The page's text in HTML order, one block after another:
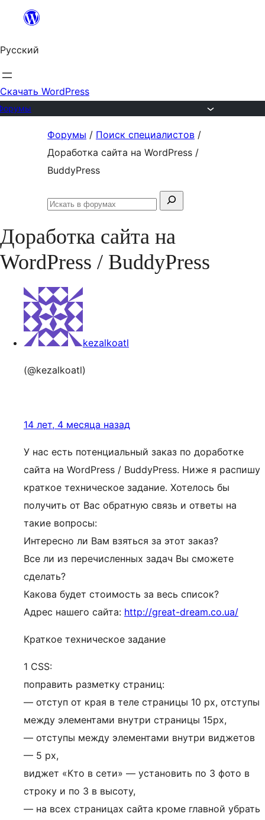
Перейти
содержимому
Русский
Скачать WordPress
содержимому
Форумы / Поиск специалистов /
Доработка сайта на WordPress /
BuddyPress
Поиск:
Искать
Доработка сайта на
WordPress / BuddyPress
kezalkoatl
(@kezalkoatl)
14 лет, 4 месяца назад
У нас есть потенциальный заказ по доработке
сайта на WordPress / BuddyPress. Ниже я распишу
краткое техническое задание. Хотелось бы
получить от Вас обратную связь и ответы на
такие вопросы:
Интересно ли Вам взяться за этот заказ?
Все ли из перечисленных задач Вы сможете
сделать?
Какова будет стоимость за весь список?
Адрес нашего сайта: http://great-dream.co.ua/
Краткое техническое задание
1 CSS:
поправить разметку страниц:
— отступ от края в теле страницы 10 px, отступы
между элементами внутри страницы 15px,
— отступы между элементами внутри виджетов
— 5 px,
виджет «Кто в сети» — установить по 3 фото в
строку и по 3 в высоту,
— на всех страницах сайта кроме главной убрать